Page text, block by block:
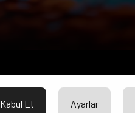
Kabul Et Ayarlar